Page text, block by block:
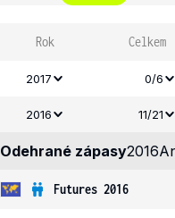
Rok Celkem
2017 0/6
2016 11/21
Odehrané zápasy2016
Futures 2016